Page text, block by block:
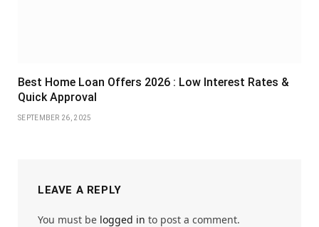
Best Home Loan Offers 2026 : Low Interest Rates &
Quick Approval
SEPTEMBER 26, 2025
LEAVE A REPLY
You must be logged in to post a comment.